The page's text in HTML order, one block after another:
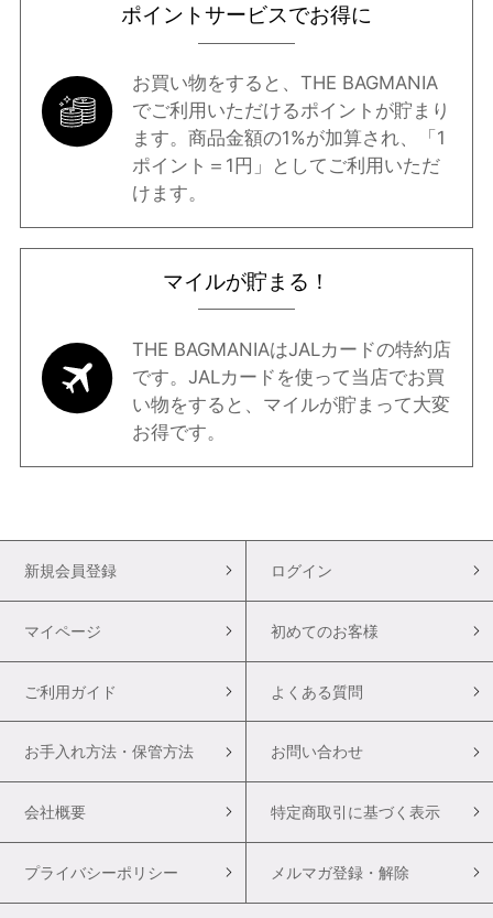
ポイントサービスでお得に
お買い物をすると、THE BAGMANIA
でご利用いただけるポイントが貯まり
ます。商品金額の1%が加算され、「1
ポイント＝1円」としてご利用いただ
けます。
マイルが貯まる！
THE BAGMANIAはJALカードの特約店
です。JALカードを使って当店でお買
い物をすると、マイルが貯まって大変
お得です。
新規会員登録 ログイン
マイページ 初めてのお客様
ご利用ガイド よくある質問
お手入れ方法・保管方法 お問い合わせ
会社概要 特定商取引に基づく表示
プライバシーポリシー メルマガ登録・解除